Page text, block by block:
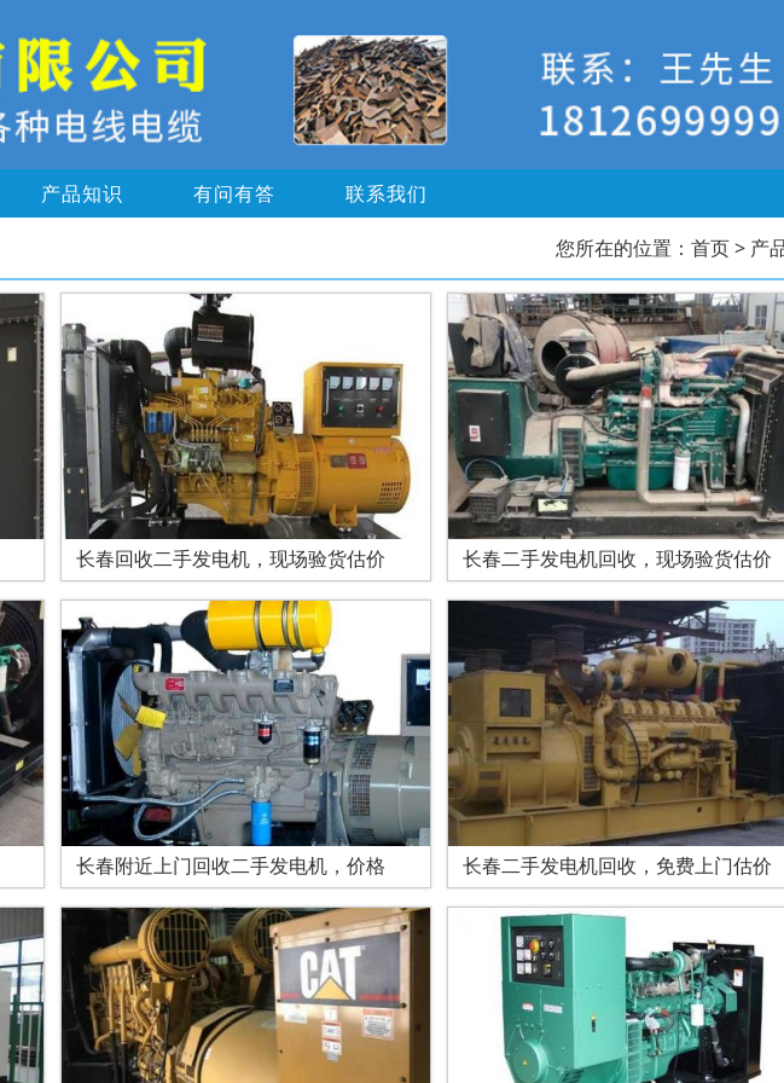
产品知识 有问有答 联系我们
您所在的位置： 首页> 产
长春回收二手发电机，现场验货估价 长春二手发电机回收，现场验货估价
长春附近上门回收二手发电机，价格 长春二手发电机回收，免费上门估价